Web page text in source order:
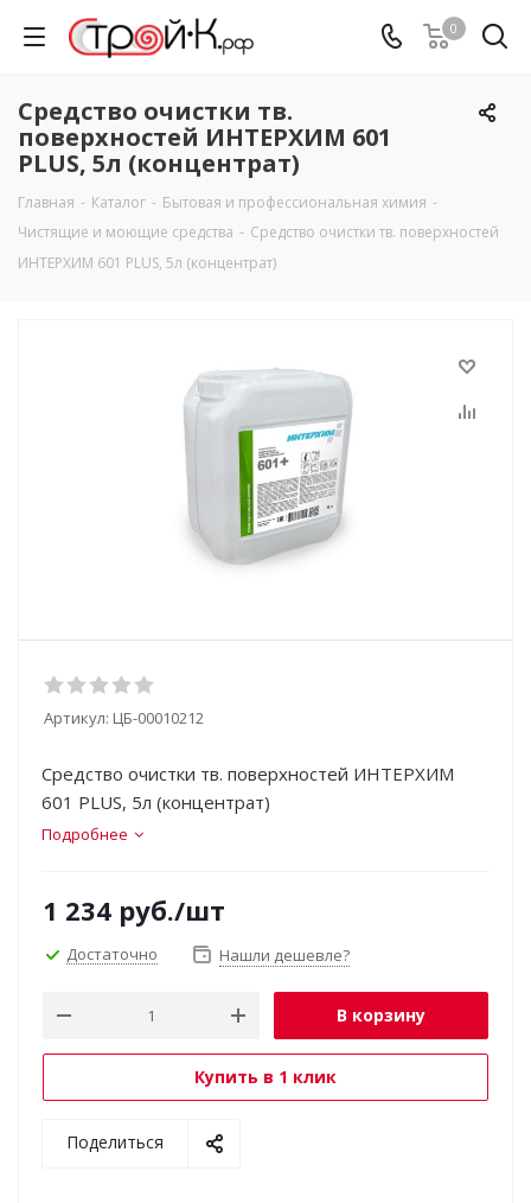
0
Cредство очистки тв.
поверхностей ИНТЕРХИМ 601
PLUS, 5л (концентрат)
Главная - Каталог - Бытовая и профессиональная химия -
Чистящие и моющие средства - Cредство очистки тв. поверхностей
ИНТЕРХИМ 601 PLUS, 5л (концентрат)
Артикул: ЦБ-00010212
Cредство очистки тв. поверхностей ИНТЕРХИМ
601 PLUS, 5л (концентрат)
Подробнее
1 234 руб./шт
Достаточно Нашли дешевле?
В корзину
Купить в 1 клик
Поделиться